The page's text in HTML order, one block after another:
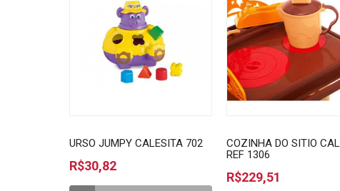
URSO JUMPY CALESITA 702
R$30,82
COZINHA DO SITIO
REF 1306
R$229,51